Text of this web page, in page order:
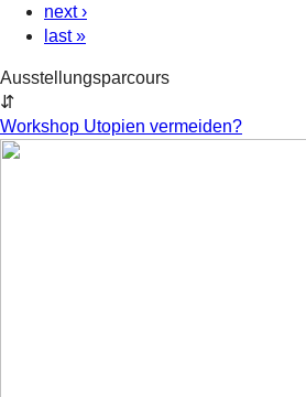
next ›
last »
Ausstellungsparcours
⇵
Workshop Utopien vermeiden?